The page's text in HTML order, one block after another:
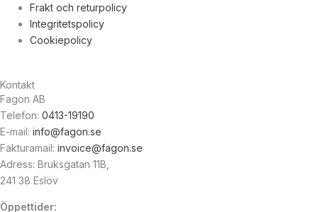
Frakt och returpolicy
Integritetspolicy
Cookiepolicy
Kontakt
Fagon AB
Telefon: 0413-19190
E-mail: info@fagon.se
Fakturamail: invoice@fagon.se
Adress: Bruksgatan 11B,
241 38 Eslöv
Öppettider: